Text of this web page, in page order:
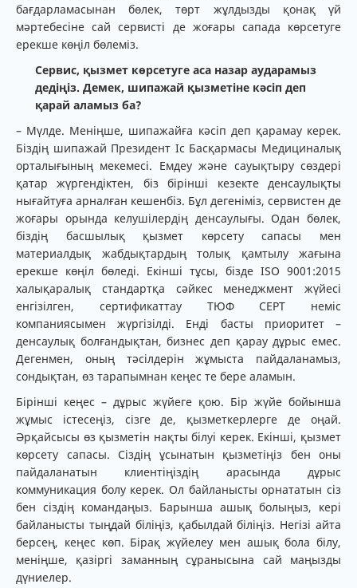
бағдарламасынан бөлек, төрт жұлдызды қонақ үй
мәртебесіне сай сервисті де жоғары сапада көрсетуге
ерекше көңіл бөлеміз.
Сервис, қызмет көрсетуге аса назар аударамыз
дедіңіз. Демек, шипажай қызметіне кәсіп деп
қарай аламыз ба?
– Мүлде. Меніңше, шипажайға кәсіп деп қарамау керек.
Біздің шипажай Президент Іс Басқармасы Медициналық
орталығының мекемесі. Емдеу және сауықтыру сөздері
қатар жүргендіктен, біз бірінші кезекте денсаулықты
нығайтуға арналған кешенбіз. Бұл дегеніміз, сервистен де
жоғары орында келушілердің денсаулығы. Одан бөлек,
біздің басшылық қызмет көрсету сапасы мен
материалдық жабдықтардың толық қамтылу жағына
ерекше көңіл бөледі. Екінші тұсы, бізде ISO 9001:2015
халықаралық стандартқа сәйкес менеджмент жүйесі
енгізілген, сертификаттау ТЮФ СЕРТ неміс
компаниясымен жүргізілді. Енді басты приоритет –
денсаулық болғандықтан, бизнес деп қарау дұрыс емес.
Дегенмен, оның тәсілдерін жұмыста пайдаланамыз,
сондықтан, өз тарапымнан кеңес те бере аламын.
Бірінші кеңес – дұрыс жүйеге қою. Бір жүйе бойынша
жұмыс істесеңіз, сізге де, қызметкерлерге де оңай.
Әрқайсысы өз қызметін нақты білуі керек. Екінші, қызмет
көрсету сапасы. Сіздің ұсынатын қызметіңіз бен оны
пайдаланатын клиентіңіздің арасында дұрыс
коммуникация болу керек. Ол байланысты орнататын сіз
бен сіздің командаңыз. Барынша ашық болыңыз, кері
байланысты тыңдай біліңіз, қабылдай біліңіз. Негізі айта
берсең, кеңес көп. Бірақ жүйелеу мен ашық бола білу,
меніңше, қазіргі заманның сұранысына сай маңызды
дүниелер.